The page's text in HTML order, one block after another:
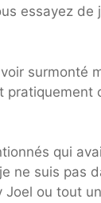
essayez de
surmonté
qui
ne suis pas
Joel ou tout